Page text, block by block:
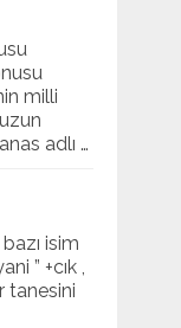
milli
adlı …
isim
” +cık ,
tanesini